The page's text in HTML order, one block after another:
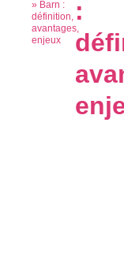
» Barn :
définition,
avantages,
enjeux
: